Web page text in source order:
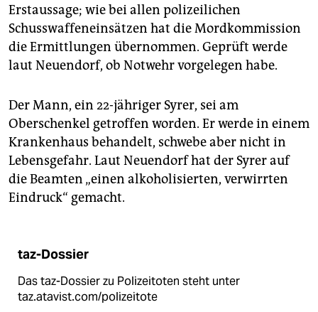
Erstaussage; wie bei allen polizeilichen
Schusswaffeneinsätzen hat die Mordkommission
die Ermittlungen übernommen. Geprüft werde
laut Neuendorf, ob Notwehr vorgelegen habe.
Der Mann, ein 22-jähriger Syrer, sei am
Oberschenkel getroffen worden. Er werde in einem
Krankenhaus behandelt, schwebe aber nicht in
Lebensgefahr. Laut Neuendorf hat der Syrer auf
die Beamten „einen alkoholisierten, verwirrten
Eindruck“ gemacht.
taz-Dossier
Das taz-Dossier zu Polizeitoten steht unter
taz.atavist.com/polizeitote